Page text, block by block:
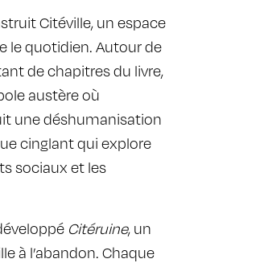
Citéville, un espace
le quotidien. Autour de
de chapitres du livre,
austère où
une déshumanisation
cinglant qui explore
sociaux et les
Citéruine, un
à l’abandon. Chaque